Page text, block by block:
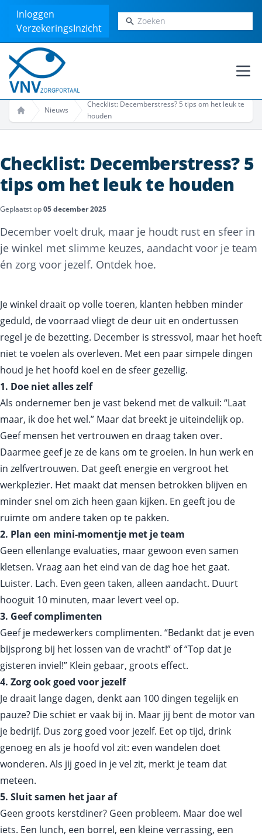
Inloggen
VerzekeringsInzicht
Zoeken
Home
Nieuws
Checklist: Decemberstress? 5 tips om het leuk te
houden
Checklist: Decemberstress? 5
tips om het leuk te houden
Geplaatst op05 december 2025
December voelt druk, maar je houdt rust en sfeer in
je winkel met slimme keuzes, aandacht voor je team
én zorg voor jezelf. Ontdek hoe.
Je winkel draait op volle toeren, klanten hebben minder
geduld, de voorraad vliegt de deur uit en ondertussen
regel je de bezetting. December is stressvol, maar het hoeft
niet te voelen als overleven. Met een paar simpele dingen
houd je het hoofd koel en de sfeer gezellig.
1. Doe niet alles zelf
Als ondernemer ben je vast bekend met de valkuil: “Laat
maar, ik doe het wel.” Maar dat breekt je uiteindelijk op.
Geef mensen het vertrouwen en draag taken over.
Daarmee geef je ze de kans om te groeien. In hun werk en
in zelfvertrouwen. Dat geeft energie en vergroot het
werkplezier. Het maakt dat mensen betrokken blijven en
minder snel om zich heen gaan kijken. En geeft jou de
ruimte om andere taken op te pakken.
2. Plan een mini-momentje met je team
Geen ellenlange evaluaties, maar gewoon even samen
kletsen. Vraag aan het eind van de dag hoe het gaat.
Luister. Lach. Even geen taken, alleen aandacht. Duurt
hooguit 10 minuten, maar levert veel op.
3. Geef complimenten
Geef je medewerkers complimenten. “Bedankt dat je even
bijsprong bij het lossen van de vracht!” of “Top dat je
gisteren inviel!” Klein gebaar, groots effect.
4. Zorg ook goed voor jezelf
Je draait lange dagen, denkt aan 100 dingen tegelijk en
pauze? Die schiet er vaak bij in. Maar jij bent de motor van
je bedrijf. Dus zorg goed voor jezelf. Eet op tijd, drink
genoeg en als je hoofd vol zit: even wandelen doet
wonderen. Als jij goed in je vel zit, merkt je team dat
meteen.
5. Sluit samen het jaar af
Geen groots kerstdiner? Geen probleem. Maar doe wel
iets. Een lunch, een borrel, een kleine verrassing, een